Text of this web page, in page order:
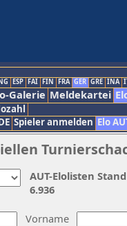
ESP FAI FIN FRA GER GRE INA
Galerie Meldekartei
Spieler anmelden Elo
Vorname
AUT-Elolisten
6.936